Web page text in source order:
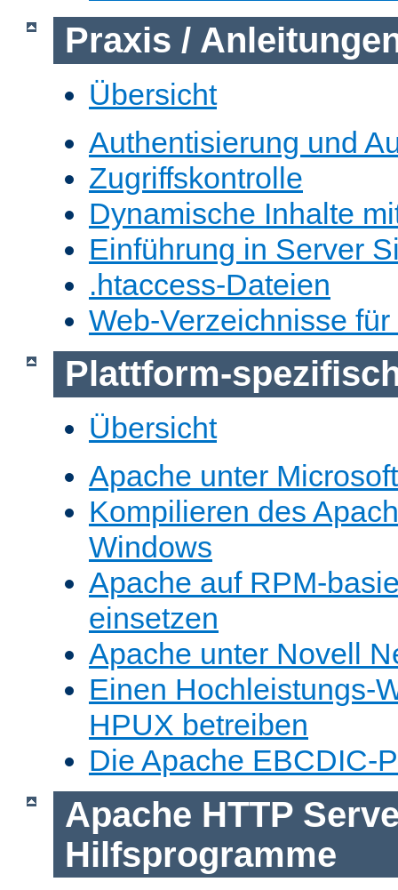
Praxis /
Übersicht
Authentisierung und
Zugriffskontrolle
Dynamische Inhalte
Einführung in Server
.htaccess-Dateien
Web-Verzeichnisse
Plattform-
Übersicht
Apache unter
Kompilieren des
Windows
Apache auf RPM-
einsetzen
Apache unter Novell
Einen Hochleistungs-
HPUX betreiben
Die Apache EBCDIC-
Apache HTTP
Hilfsprogramme